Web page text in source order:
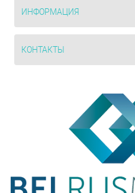
ИНФОРМАЦИЯ
КОНТАКТЫ